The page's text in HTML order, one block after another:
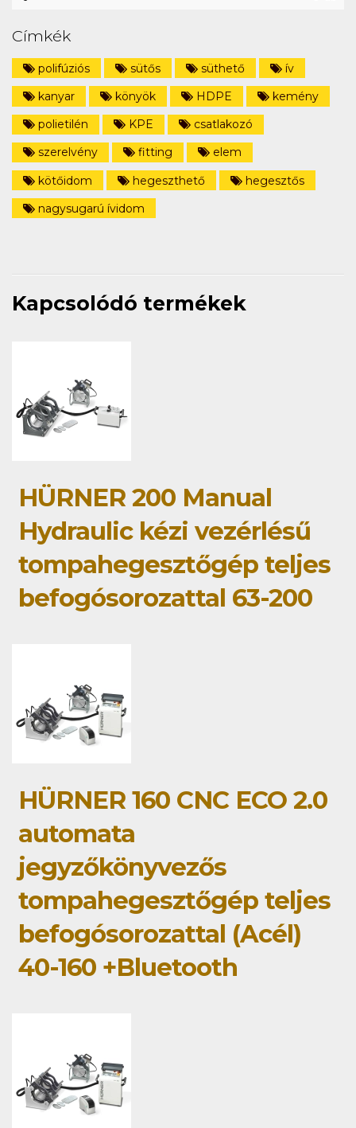
Címkék
polifúziós sütős süthető
ív
kanyar
könyök HDPE
kemény
polietilén
KPE
csatlakozó
szerelvény
fitting
elem
kötőidom
hegeszthető
hegesztős
nagysugarú ívidom
Kapcsolódó termékek
HÜRNER 200 Manual
Hydraulic kézi vezérlésű
tompahegesztőgép teljes
befogósorozattal 63-200
HÜRNER 160 CNC ECO 2.0
automata
jegyzőkönyvezős
tompahegesztőgép teljes
befogósorozattal (Acél)
40-160 +Bluetooth